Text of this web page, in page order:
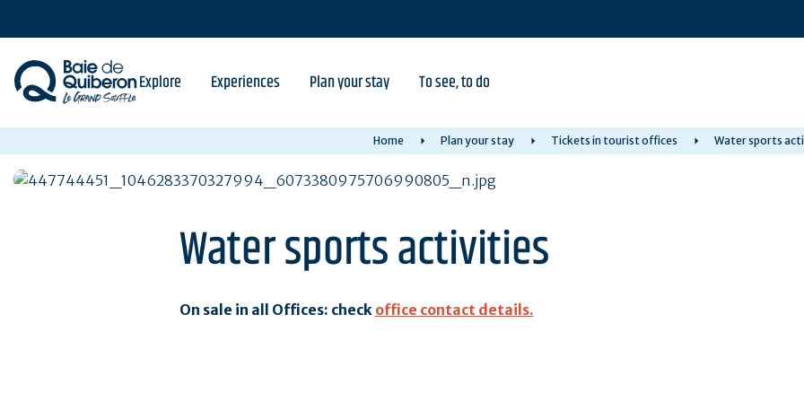
content
Explore Experiences Plan your stay To see, to do
Home Plan your stay Tickets in tourist offices Water sports
Water sports activities
On sale in all Offices: check office contact details.